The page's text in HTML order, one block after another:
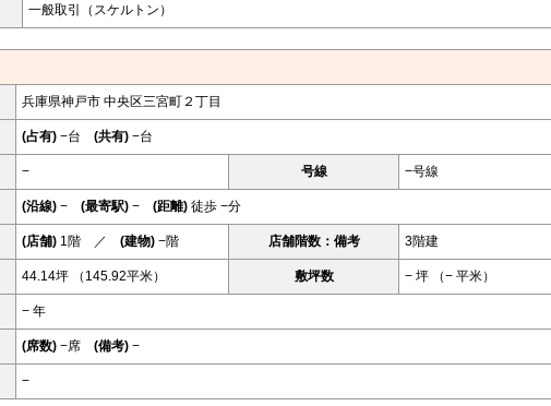
一般取引（スケルトン）
兵庫県神戸市 中央区三宮町２丁目
(占有) −台 (共有) −台
− 号線 −号線
(沿線) − (最寄駅) − (距離) 徒歩 −分
(店舗) 1階 ／ (建物) −階 店舗階数：備考 3階建
44.14坪 （145.92平米） 敷坪数 − 坪 （− 平米）
− 年
(席数) −席 (備考) −
−